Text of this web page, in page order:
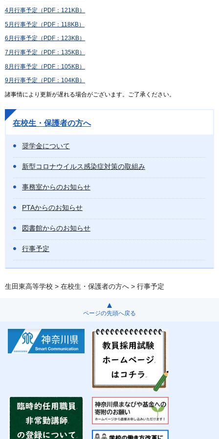
4月行事予定（PDF：121KB）
5月行事予定（PDF：118KB）
6月行事予定（PDF：123KB）
7月行事予定（PDF：135KB）
8月行事予定（PDF：105KB）
9月行事予定（PDF：104KB）
諸事情により更新が遅れる場合がございます。ご了承ください。
在校生・保護者の方へ
奨学金について
新型コロナウイルス感染症対策の取組み
事務室からのお知らせ
PTAからのお知らせ
図書館からのお知らせ
行事予定
生田東高等学校 > 在校生・保護者の方へ > 行事予定
ページの先頭へ戻る